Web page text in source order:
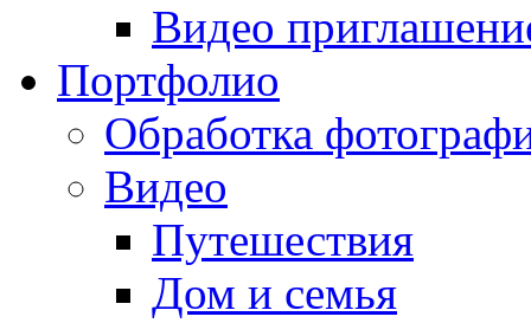
Видео
Портфолио
Обработка
Видео
Путешествия
Дом и семья